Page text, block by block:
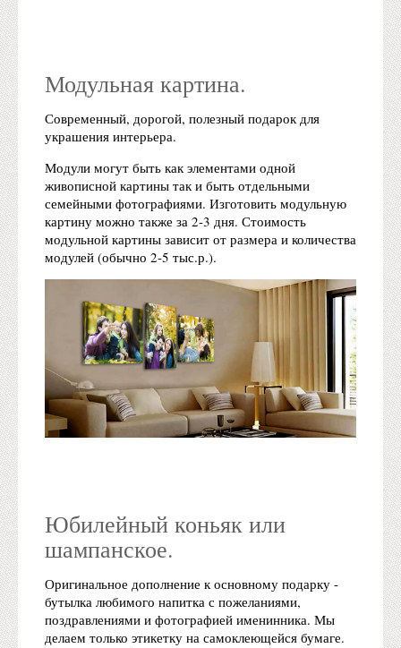
Модульная картина.
Современный, дорогой, полезный подарок для
украшения интерьера.
Модули могут быть как элементами одной
живописной картины так и быть отдельными
семейными фотографиями. Изготовить модульную
картину можно также за 2-3 дня. Стоимость
модульной картины зависит от размера и количества
модулей (обычно 2-5 тыс.р.).
Юбилейный коньяк или
шампанское.
Оригинальное дополнение к основному подарку -
бутылка любимого напитка с пожеланиями,
поздравлениями и фотографией именинника. Мы
делаем только этикетку на самоклеющейся бумаге.